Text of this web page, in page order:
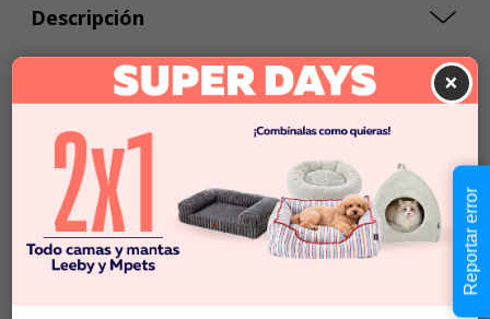
Descripción
Cantidad:
-
Añadir al carrito
Información de envío
×
Reportar error